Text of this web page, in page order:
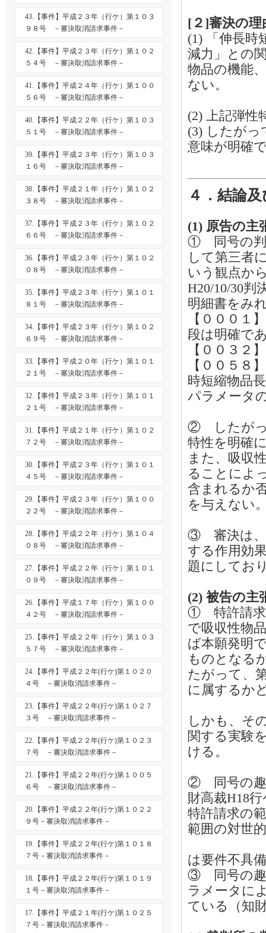
[２]審決の理
(1) 「伸長時
減力」との
物品の機能
ない。
(2) 上記弾性
(3) したがっ
意味が明確
４．結論
(1) 原告の主
① 同号の判
して第三者
いう観点か
H20/10/30判
明細書をみ
【０００１
段は明確で
【００３２
【００５８
時短縮物品
パラメータ
② したがっ
特性を明確
また、吸収
ることによ
含まれるか
を与えない
③ 審決は、
する作用効
題にしてお
(2) 被告の主
① 特許請求
で吸収性物
ば本願発明
ものとなる
たがって、
に属するか
しかも、そ
関する実験
ける。
② 同号の趣
財高裁H18
特許請求の
範囲の対世
は要件不具備
③ 同号の趣
ラメータに
ている（知
43.【事件】平成２３年（行ケ）第１０３
９８号 －審決取消請求事件－
42.【事件】平成２３年（行ケ）第１０２
５４号 －審決取消請求事件－
41.【事件】平成２４年（行ケ）第１００
５６号 －審決取消請求事件－
40.【事件】平成２２年（行ケ）第１０３
５１号 －審決取消請求事件－
39.【事件】平成２３年（行ケ）第１０３
１６号 －審決取消請求事件－
38.【事件】平成２１年（行ケ）第１０２
３８号 －審決取消請求事件－
37.【事件】平成２３年（行ケ）第１０２
６６号 －審決取消請求事件－
36.【事件】平成２３年（行ケ）第１０２
０８号 －審決取消請求事件－
35.【事件】平成２３年（行ケ）第１０１
８１号 －審決取消請求事件－
34.【事件】平成２３年（行ケ）第１０２
６９号 －審決取消請求事件－
33.【事件】平成２０年（行ケ）第１０１
２１号 －審決取消請求事件－
32.【事件】平成２３年（行ケ）第１０１
２１号 －審決取消請求事件－
31.【事件】平成２１年（行ケ）第１０２
７２号 －審決取消請求事件－
30.【事件】平成２３年（行ケ）第１０１
４５号 －審決取消請求事件－
29.【事件】平成２３年（行ケ）第１００
２２号 －審決取消請求事件－
28.【事件】平成２２年（行ケ）第１０４
０８号 －審決取消請求事件－
27.【事件】平成２２年（行ケ）第１０１
０９号 －審決取消請求事件－
26.【事件】平成１７年（行ケ）第１００
４２号 －審決取消請求事件－
25.【事件】平成２２年（行ケ）第１０３
５７号 －審決取消請求事件－
24.【事件】平成２２年(行ケ)第１０２０
４号 －審決取消請求事件－
23.【事件】平成２２年(行ケ)第１０２７
３号 －審決取消請求事件－
22.【事件】平成２２年(行ケ)第１０２３
７号 －審決取消請求事件－
21.【事件】平成２２年(行ケ)第１００５
６号 －審決取消請求事件－
20.【事件】平成２２年(行ケ)第１０２２
９号－審決取消請求事件－
19.【事件】平成２２年(行ケ)第１０１８
７号－審決取消請求事件－
18.【事件】平成２２年(行ケ)第１０１９
１号－審決取消請求事件－
17.【事件】平成２１年(行ケ)第１０２５
７号－審決取消請求事件－